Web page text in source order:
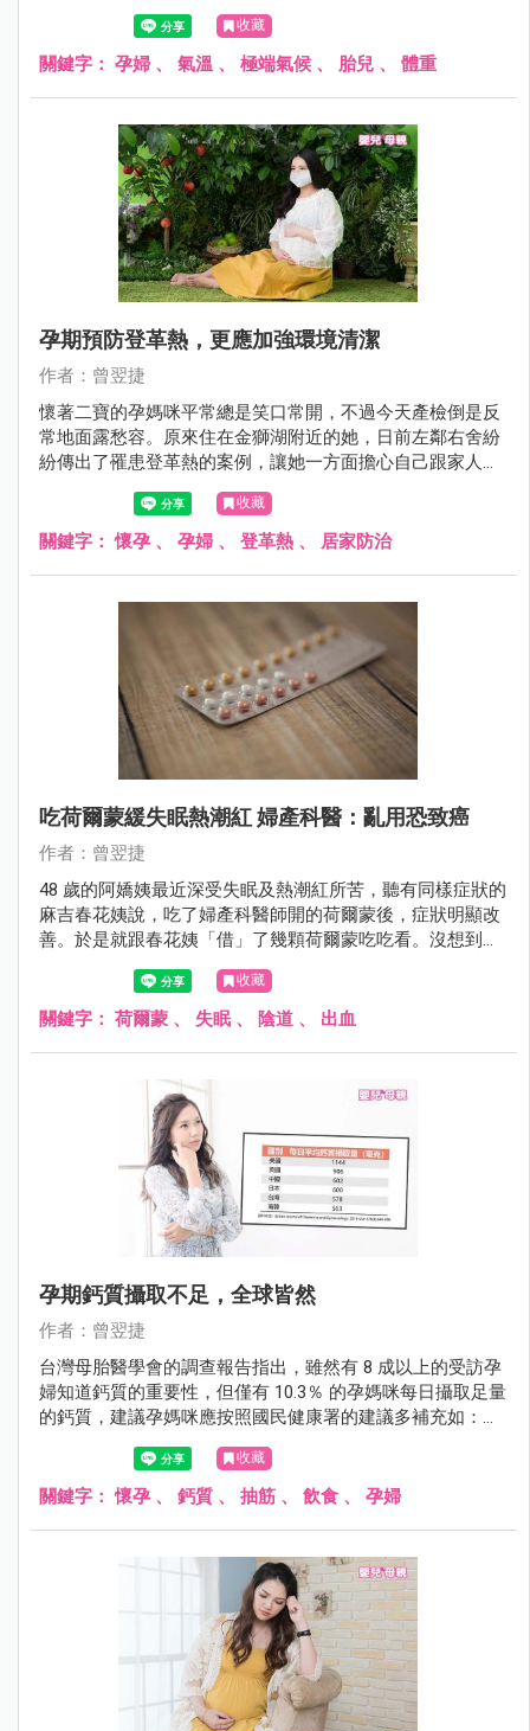
收藏
關鍵字： 孕婦 、 氣溫 、 極端氣候 、 胎兒 、 體重
孕期預防登革熱，更應加強環境清潔
作者：曾翌捷
懷著二寶的孕媽咪平常總是笑口常開，不過今天產檢倒是反
常地面露愁容。原來住在金獅湖附近的她，日前左鄰右舍紛
紛傳出了罹患登革熱的案例，讓她一方面擔心自己跟家人的
健康，又擔心衛生局噴灑的藥劑是不是會影響胎兒？
收藏
關鍵字：懷孕 、 孕婦 、 登革熱 、 居家防治
吃荷爾蒙緩失眠熱潮紅 婦產科醫：亂用恐致癌
作者：曾翌捷
48 歲的阿嬌姨最近深受失眠及熱潮紅所苦，聽有同樣症狀的
麻吉春花姨說，吃了婦產科醫師開的荷爾蒙後，症狀明顯改
善。於是就跟春花姨「借」了幾顆荷爾蒙吃吃看。沒想到，
吃了幾天，竟然發生陰道大出血，嚇得她花容失色，趕緊到
婦產科求診。
收藏
關鍵字： 荷爾蒙 、 失眠、 陰道 、 出血
孕期鈣質攝取不足，全球皆然
作者：曾翌捷
台灣母胎醫學會的調查報告指出，雖然有 8 成以上的受訪孕
婦知道鈣質的重要性，但僅有 10.3％ 的孕媽咪每日攝取足量
的鈣質，建議孕媽咪應按照國民健康署的建議多補充如：低
脂牛乳、乳製品、豆腐、深綠色蔬菜等鈣質豐富的食物，以
滿足母胎的需求。。
收藏
關鍵字：懷孕 、 鈣質 、 抽筋 、 飲食 、 孕婦